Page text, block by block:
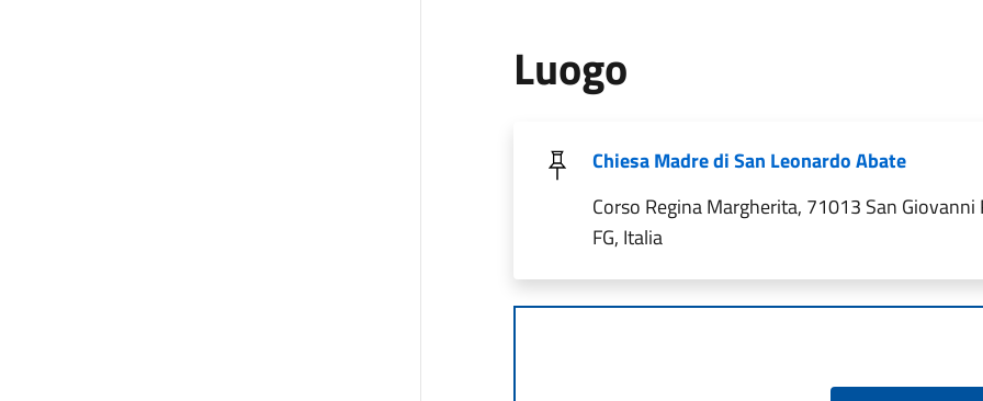
Luogo
Chiesa Madre di San Leonardo Abate
Corso Regina Margherita, 71013 San
FG, Italia